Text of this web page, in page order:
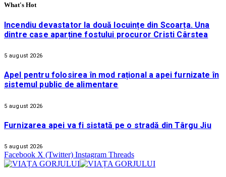
What's Hot
Incendiu devastator la două locuințe din Scoarța. Una
dintre case aparține fostului procuror Cristi Cârstea
5 august 2026
Apel pentru folosirea în mod rațional a apei furnizate în
sistemul public de alimentare
5 august 2026
Furnizarea apei va fi sistată pe o stradă din Târgu Jiu
5 august 2026
Facebook X (Twitter) Instagram Threads